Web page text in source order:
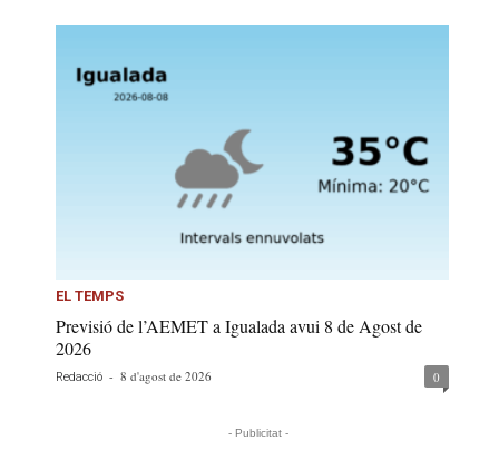
EL TEMPS
Previsió de l’AEMET a Igualada avui 8 de Agost de
2026
Redacció - 8 d'agost de 2026 0
- Publicitat -